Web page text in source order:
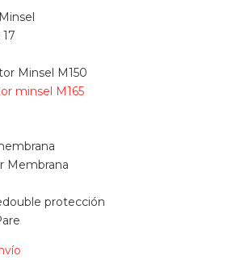
Minsel M150
minsel M165
Membrana
protección